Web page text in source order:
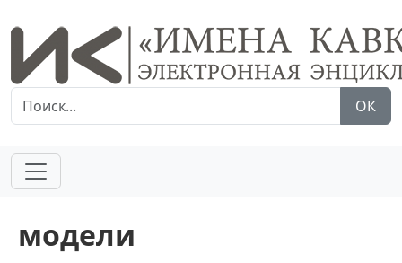
ОК
модели